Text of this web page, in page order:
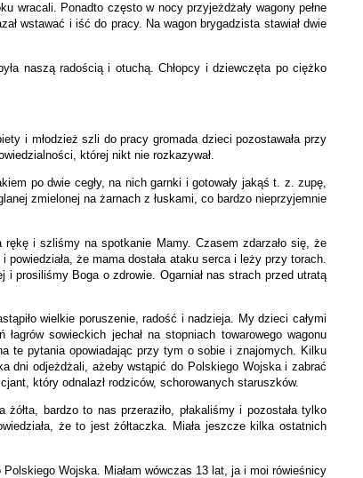
wracali. Ponadto często w nocy przyjeżdżały wagony pełne
wstawać i iść do pracy. Na wagon brygadzista stawiał dwie
naszą radością i otuchą. Chłopcy i dziewczęta po ciężko
i młodzież szli do pracy gromada dzieci pozostawała przy
której nikt nie rozkazywał.
po dwie cegły, na nich garnki i gotowały jakąś t. z. zupę,
zmielonej na żarnach z łuskami, co bardzo nieprzyjemnie
i szliśmy na spotkanie Mamy. Czasem zdarzało się, że
że mama dostała ataku serca i leży przy torach.
i prosiliśmy Boga o zdrowie. Ogarniał nas strach przed utratą
wielkie poruszenie, radość i nadzieja. My dzieci całymi
sowieckich jechał na stopniach towarowego wagonu
te pytania opowiadając przy tym o sobie i znajomych. Kilku
dni odjeżdżali, ażeby wstąpić do Polskiego Wojska i zabrać
który odnalazł rodziców, schorowanych staruszków.
bardzo to nas przeraziło, płakaliśmy i pozostała tylko
że to jest żółtaczka. Miała jeszcze kilka ostatnich
Wojska. Miałam wówczas 13 lat, ja i moi rówieśnicy